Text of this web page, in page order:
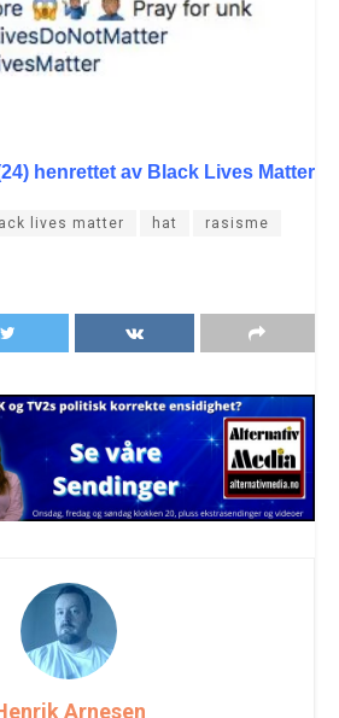
henrettet av Black Lives Matter
lives matter hat rasisme
Arnesen